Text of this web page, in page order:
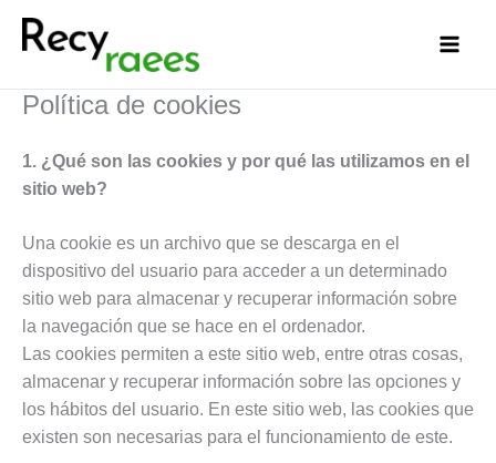
Política de cookies
1. ¿Qué son las cookies y por qué las utilizamos en el
sitio web?
Una cookie es un archivo que se descarga en el
dispositivo del usuario para acceder a un determinado
sitio web para almacenar y recuperar información sobre
la navegación que se hace en el ordenador.
Las cookies permiten a este sitio web, entre otras cosas,
almacenar y recuperar información sobre las opciones y
los hábitos del usuario. En este sitio web, las cookies que
existen son necesarias para el funcionamiento de este.